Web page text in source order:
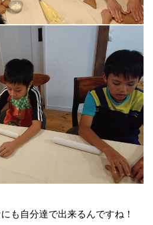
も自分達で出来るんですね！